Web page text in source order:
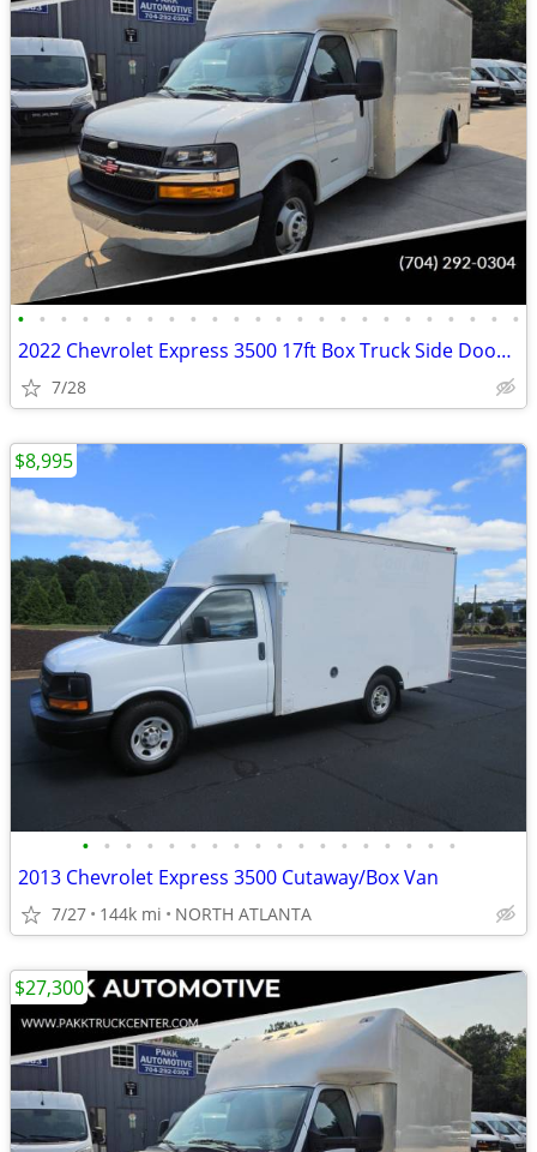
• • • • • • • • • • • • • • • • • • • • • • • •
2022 Chevrolet Express 3500 17ft Box Truck Side Door Delivery Van
7/28
• • • • • • • • • • • • • • • • • •
2013 Chevrolet Express 3500 Cutaway/Box Van
7/27 144k mi NORTH ATLANTA
$8,995
$27,300